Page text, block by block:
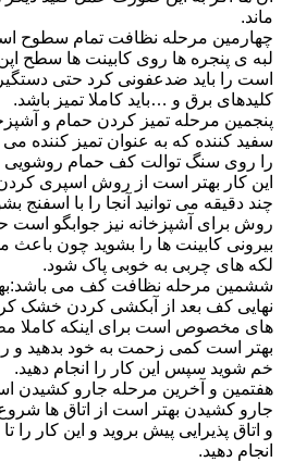
ماند.
چهارمین مرحله نظافت تمام سطوح
لبه ی پنجره ها روی کابینت ها سطح
است را باید ضدعفونی کرد حتی
کلیدهای برق و …باید کاملا تمیز باشد.
پنجمین مرحله تمیز کردن حمام و
سفید کننده که به عنوان تمیز کننده می
را روی سنگ توالت کف حمام روشویی
این کار بهتر است از روش اسپری کردن
چند دقیقه می توانید آنجا را با اسفنج
روش برای آشپزخانه نیز جوابگو است
بیرونی کابینت ها را بشوید چون
لکه های چربی به خوبی پاک شود.
ششمین مرحله نظافت کف می
نهایی کف بعد از آبکشی کردن خشک
های مخصوص است برای اینکه کاملا
بهتر است کمی زحمت به خود بدهید و
خم شوید سپس این کار را انجام دهید.
هفتمین و آخرین مرحله جارو کشیدن
جارو کشیدن بهتر است از اتاق ها
و اتاق پذیرایی پیش بروید و این کار را
انجام دهید.